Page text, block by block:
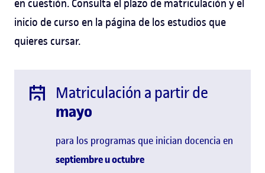
en cuestión. Consulta el plazo de matriculación y el
inicio de curso en la página de los estudios que
quieres cursar.
Matriculación a partir de
mayo
para los programas que inician docencia en
septiembre uoctubre